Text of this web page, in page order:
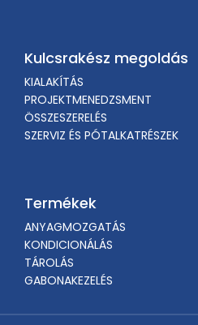
Kulcsrakész megoldás
KIALAKÍTÁS
PROJEKTMENEDZSMENT
ÖSSZESZERELÉS
SZERVIZ ÉS PÓTALKATRÉSZEK
Termékek
ANYAGMOZGATÁS
KONDICIONÁLÁS
TÁROLÁS
GABONAKEZELÉS